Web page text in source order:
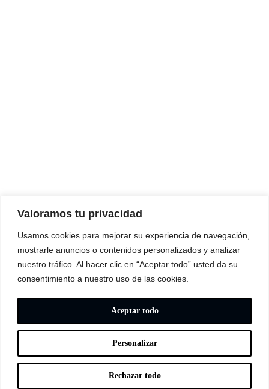
Valoramos tu privacidad
Usamos cookies para mejorar su experiencia de navegación,
mostrarle anuncios o contenidos personalizados y analizar
nuestro tráfico. Al hacer clic en “Aceptar todo” usted da su
consentimiento a nuestro uso de las cookies.
Personalizar
Rechazar todo
Aceptar todo
FranciscoBastarrica.com|
politica de cookies|Suscríbete al blog